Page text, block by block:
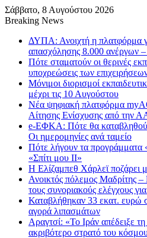
Σάββατο, 8 Αυγούστου 2026
Breaking News
ΔΥΠΑ: Ανοιχτή η πλατφόρμα
απασχόλησης 8.000 ανέργων
Πότε σταματούν οι θερινές
υποχρεώσεις των
Μόνιμοι διορισμοί
μέχρι τις 10 Αυγούστου
Νέα ψηφιακή πλατφόρμα
Αίτησης Ενίσχυσης από την
e-ΕΦΚΑ: Πότε θα καταβληθούν
Οι ημερομηνίες ανά ταμείο
Πότε λήγουν τα προγράμματα
«Σπίτι μου ΙΙ»
Η Ελίζαμπεθ Χάρλεϊ ποζάρει
Ανοικτός πόλεμος Μαδρίτης
τους συνοριακούς ελέγχους
Καταβλήθηκαν 33 εκατ. ευρώ
αγορά λιπασμάτων
Αραγτσί: «Το Ιράν απέδειξε
ακριβότερο στρατό του